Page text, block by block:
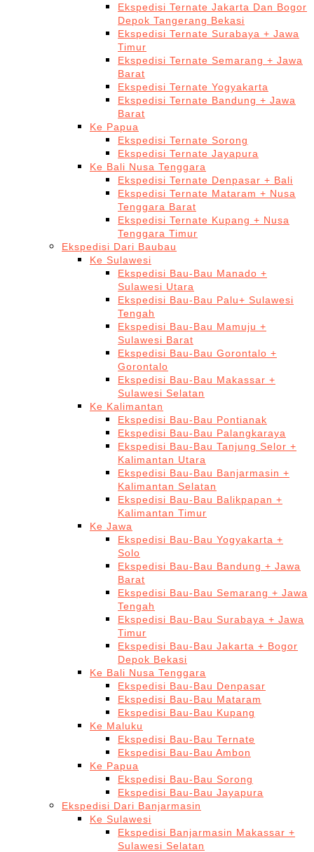
Ekspedisi Ternate Jakarta Dan Bogor
Depok Tangerang Bekasi
Ekspedisi Ternate Surabaya + Jawa
Timur
Ekspedisi Ternate Semarang + Jawa
Barat
Ekspedisi Ternate Yogyakarta
Ekspedisi Ternate Bandung + Jawa
Barat
Ke Papua
Ekspedisi Ternate Sorong
Ekspedisi Ternate Jayapura
Ke Bali Nusa Tenggara
Ekspedisi Ternate Denpasar + Bali
Ekspedisi Ternate Mataram + Nusa
Tenggara Barat
Ekspedisi Ternate Kupang + Nusa
Tenggara Timur
Ekspedisi Dari Baubau
Ke Sulawesi
Ekspedisi Bau-Bau Manado +
Sulawesi Utara
Ekspedisi Bau-Bau Palu+ Sulawesi
Tengah
Ekspedisi Bau-Bau Mamuju +
Sulawesi Barat
Ekspedisi Bau-Bau Gorontalo +
Gorontalo
Ekspedisi Bau-Bau Makassar +
Sulawesi Selatan
Ke Kalimantan
Ekspedisi Bau-Bau Pontianak
Ekspedisi Bau-Bau Palangkaraya
Ekspedisi Bau-Bau Tanjung Selor +
Kalimantan Utara
Ekspedisi Bau-Bau Banjarmasin +
Kalimantan Selatan
Ekspedisi Bau-Bau Balikpapan +
Kalimantan Timur
Ke Jawa
Ekspedisi Bau-Bau Yogyakarta +
Solo
Ekspedisi Bau-Bau Bandung + Jawa
Barat
Ekspedisi Bau-Bau Semarang + Jawa
Tengah
Ekspedisi Bau-Bau Surabaya + Jawa
Timur
Ekspedisi Bau-Bau Jakarta + Bogor
Depok Bekasi
Ke Bali Nusa Tenggara
Ekspedisi Bau-Bau Denpasar
Ekspedisi Bau-Bau Mataram
Ekspedisi Bau-Bau Kupang
Ke Maluku
Ekspedisi Bau-Bau Ternate
Ekspedisi Bau-Bau Ambon
Ke Papua
Ekspedisi Bau-Bau Sorong
Ekspedisi Bau-Bau Jayapura
Ekspedisi Dari Banjarmasin
Ke Sulawesi
Ekspedisi Banjarmasin Makassar +
Sulawesi Selatan